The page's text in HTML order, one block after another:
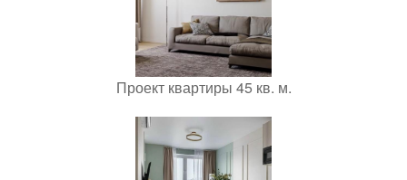
Проект квартиры 45 кв. м.